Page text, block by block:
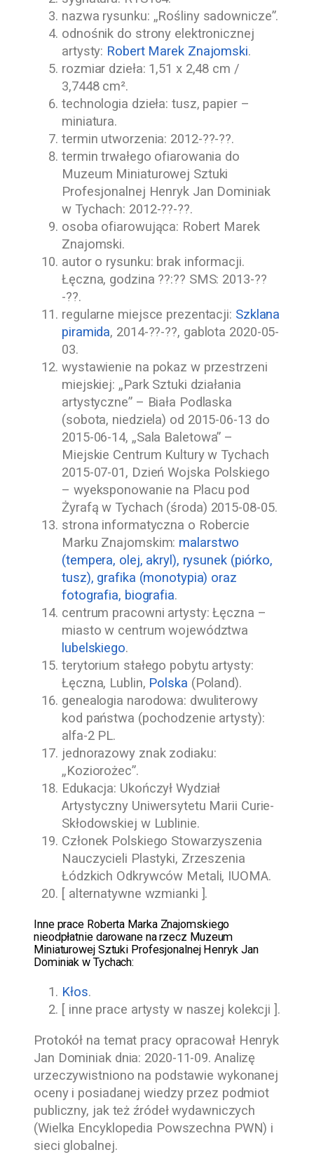
nazwa rysunku: „Rośliny sadownicze”.
odnośnik do strony elektronicznej
artysty: Robert Marek Znajomski.
rozmiar dzieła: 1,51 x 2,48 cm /
3,7448 cm².
technologia dzieła: tusz, papier –
miniatura.
termin utworzenia: 2012-??-??.
termin trwałego ofiarowania do
Muzeum Miniaturowej Sztuki
Profesjonalnej Henryk Jan Dominiak
w Tychach: 2012-??-??.
osoba ofiarowująca: Robert Marek
Znajomski.
autor o rysunku: brak informacji.
Łęczna, godzina ??:?? SMS: 2013-??
-??.
regularne miejsce prezentacji: Szklana
piramida, 2014-??-??, gablota 2020-05-
03.
wystawienie na pokaz w przestrzeni
miejskiej: „Park Sztuki działania
artystyczne” – Biała Podlaska
(sobota, niedziela) od 2015-06-13 do
2015-06-14, „Sala Baletowa” –
Miejskie Centrum Kultury w Tychach
2015-07-01, Dzień Wojska Polskiego
– wyeksponowanie na Placu pod
Żyrafą w Tychach (środa) 2015-08-05.
strona informatyczna o Robercie
Marku Znajomskim: malarstwo
(tempera, olej, akryl), rysunek (piórko,
tusz), grafika (monotypia) oraz
fotografia, biografia.
centrum pracowni artysty: Łęczna –
miasto w centrum województwa
lubelskiego.
terytorium stałego pobytu artysty:
Łęczna, Lublin, Polska (Poland).
genealogia narodowa: dwuliterowy
kod państwa (pochodzenie artysty):
alfa-2 PL.
jednorazowy znak zodiaku:
„Koziorożec”.
Edukacja: Ukończył Wydział
Artystyczny Uniwersytetu Marii Curie-
Skłodowskiej w Lublinie.
Członek Polskiego Stowarzyszenia
Nauczycieli Plastyki, Zrzeszenia
Łódzkich Odkrywców Metali, IUOMA.
[ alternatywne wzmianki ].
Inne prace Roberta Marka Znajomskiego
nieodpłatnie darowane na rzecz Muzeum
Miniaturowej Sztuki Profesjonalnej Henryk Jan
Dominiak w Tychach:
Kłos.
[ inne prace artysty w naszej kolekcji ].
Protokół na temat pracy opracował Henryk
Jan Dominiakdnia: 2020-11-09. Analizę
urzeczywistniono na podstawie wykonanej
oceny i posiadanej wiedzy przez podmiot
publiczny, jak też źródeł wydawniczych
(Wielka Encyklopedia Powszechna PWN) i
sieci globalnej.